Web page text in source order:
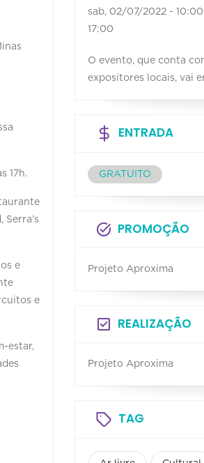
17h.
e
e
estar,
sab, 02/07/2022 - 10:00
17:00
O evento, que conta
expositores locais, vai
ENTRADA
GRATUITO
PROMOÇÃO
Projeto Aproxima
REALIZAÇÃO
Projeto Aproxima
TAG